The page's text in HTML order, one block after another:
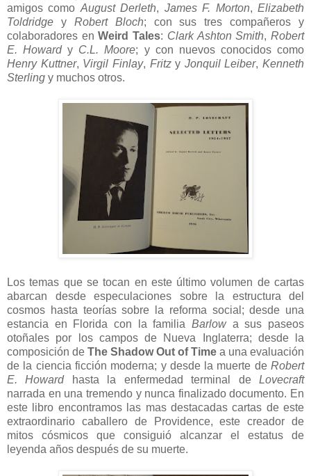
amigos como August Derleth, James F. Morton,Elizabeth
Toldridge y Robert Bloch; con sus tres compañeros y
colaboradores enWeird Tales: Clark Ashton Smith,Robert
E. Howardy C.L. Moore; y con nuevos conocidos como
Henry Kuttner, Virgil Finlay, Fritzy Jonquil Leiber, Kenneth
Sterling y muchos otros.
Los temas que se tocan en este último volumen de cartas
abarcan desde especulaciones sobre la estructura del
cosmos hasta teorías sobre la reforma social; desde una
estancia en Florida con la familia Barlowa sus paseos
otoñales por los campos de Nueva Inglaterra; desde la
composición de The Shadow Out of Time a una evaluación
de la ciencia ficción moderna; y desde la muerte de Robert
E. Howardhasta la enfermedad terminal deLovecraft
narrada en una tremendo y nunca finalizado documento. En
este libro encontramos las mas destacadas cartas de este
extraordinario caballero de Providence, este creador de
mitos cósmicos que consiguió alcanzar el estatus de
leyenda años después de su muerte.